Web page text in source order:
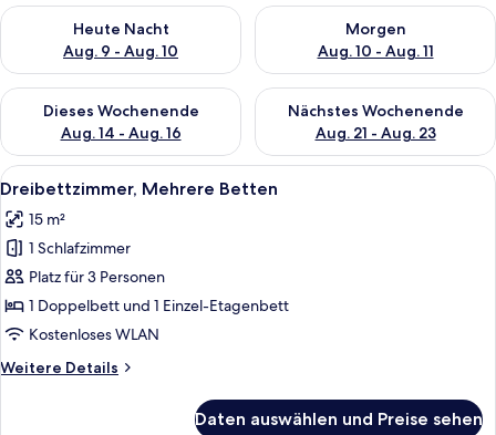
Heute Nacht
Aug. 9 - Aug. 10
Überprüfe die Verfügbarkeit für heute Nacht, Aug. 9 - Aug.
Morgen
Aug. 10 - Aug. 11
Überprüfe die Verfügbarkeit
Dieses Wochenende
Aug. 14 - Aug. 16
Überprüfe die Verfügbarkeit für dieses Wochenende, Aug. 14
Nächstes Wochenende
Aug. 21 - Aug. 23
Überprüfe die Verfügbarkeit
Alle
Fotos
für
Dreibettzimmer,
Mehrere
Betten
anzeigen
Ein Bett mit weißer Bettwäsche,
11
Dreibettzimmer, Mehrere Betten
15 m²
1 Schlafzimmer
Platz für 3 Personen
1 Doppelbett und 1 Einzel-Etagenbett
Kostenloses WLAN
Weitere Details
Weitere
Daten auswählen und Preise sehen